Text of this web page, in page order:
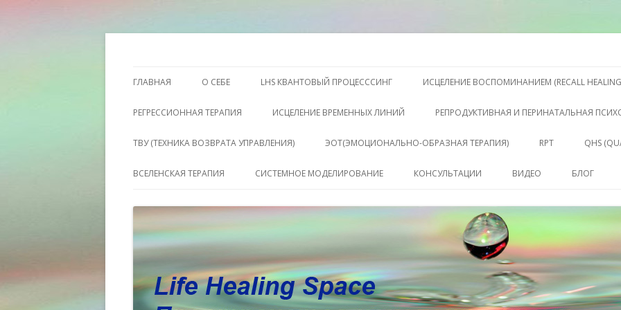
ГЛАВНАЯ О СЕБЕ LHS КВАНТОВЫЙ ПРОЦЕСССИНГ ИСЦЕЛЕНИЕ ВОСПОМИНАНИЕМ (RECALL
РЕГРЕССИОННАЯ ТЕРАПИЯ ИСЦЕЛЕНИЕ ВРЕМЕННЫХ ЛИНИЙ РЕПРОДУКТИВНАЯ И ПЕРИНАТАЛЬНАЯ
ТВУ (ТЕХНИКА ВОЗВРАТА УПРАВЛЕНИЯ) ЭОТ(ЭМОЦИОНАЛЬНО-ОБРАЗНАЯ ТЕРАПИЯ) RPT QHS
ВСЕЛЕНСКАЯ ТЕРАПИЯ СИСТЕМНОЕ МОДЕЛИРОВАНИЕ КОНСУЛЬТАЦИИ
ПАКЕТ СЕССИЙ И
КОНСУЛЬТАЦИЙ
СОПРОВОЖДЕНИЕ
КОУЧИНГ ДО РЕЗУЛЬТАТА
ВИДЕО БЛОГ